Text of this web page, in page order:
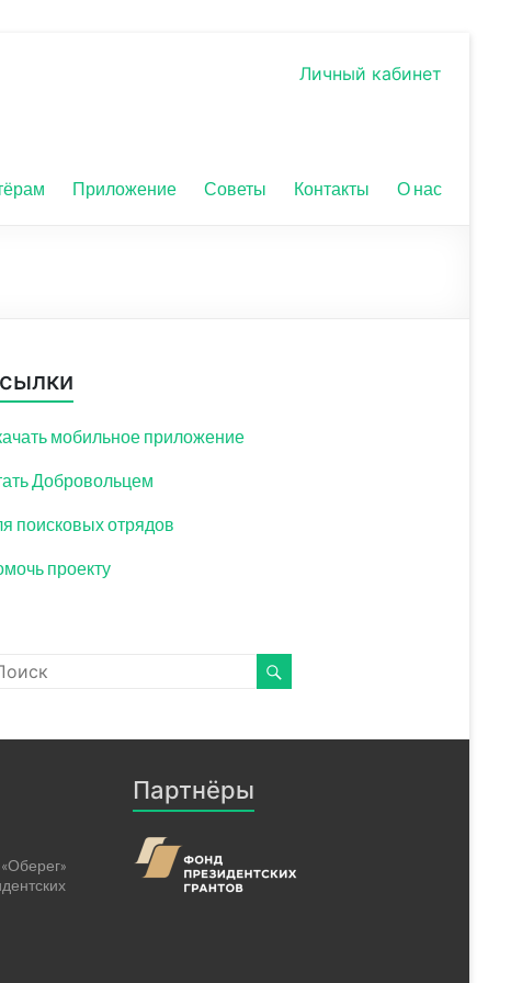
Личный кабинет
Приложение Советы Контакты О нас
мобильное приложение
Добровольцем
поисковых отрядов
проекту
Партнёры